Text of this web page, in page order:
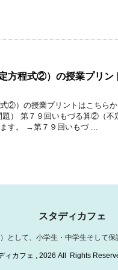
方程式②）の授業プリン
②）の授業プリントはこちらか
） 第７９回いもづる算②（不
す。 →第７９回いもづ ...
スタディカフェ
として、小学生・中学生そして
ィカフェ , 2026 All Rights